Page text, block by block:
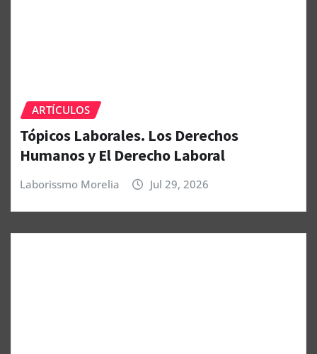
ARTÍCULOS
Tópicos Laborales. Los Derechos
Humanos y El Derecho Laboral
Laborissmo Morelia Jul 29, 2026